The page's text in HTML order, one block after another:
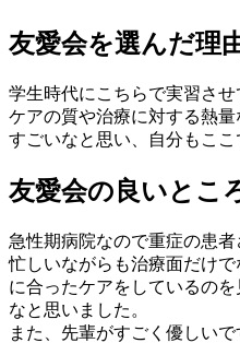
友愛会を選んだ理
学生時代にこちらで実習さ
ケアの質や治療に対する熱
すごいなと思い、自分もここ
友愛会の良いとこ
急性期病院なので重症の患
忙しいながらも治療面だけ
に合ったケアをしているの
なと思いました。
また、先輩がすごく優しい